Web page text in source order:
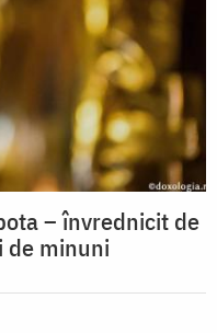
– învrednicit de
de minuni